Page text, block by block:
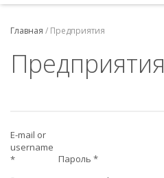
Главная / Предприятия
Предприятия
E-mail or
username
*
Пароль *